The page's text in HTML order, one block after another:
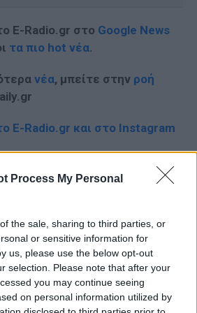
Process My Personal
the sale, sharing to third parties, or
or sensitive information for
us, please use the below opt-out
selection. Please note that after your
you may continue seeing
on personal information utilized by
E-Radio.gr στο Google News
τα πιο hot νέα.
νέα, μπείτε στην ροή
E-Radio.gr και στο Instagram
ΔΙΑΦΗΜΙΣΗ